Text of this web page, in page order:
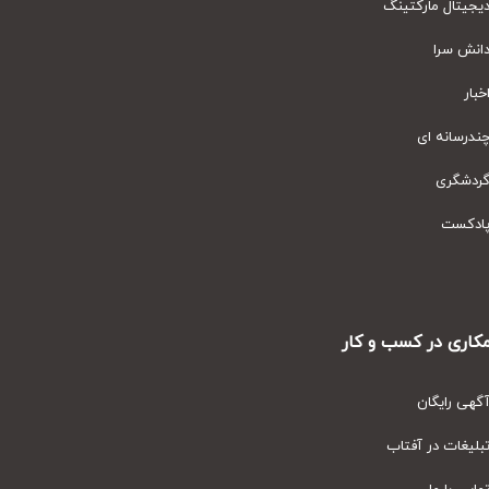
مارکتینگ
سرا
ای
در کسب و کار
رایگان
در آفتاب